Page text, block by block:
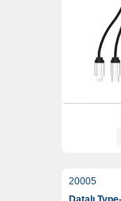
20005